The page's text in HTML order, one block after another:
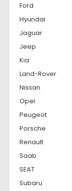
Ford
Hyundai
Jaguar
Jeep
Kia
Land-Rover
Nissan
Opel
Peugeot
Porsche
Renault
Saab
SEAT
Subaru